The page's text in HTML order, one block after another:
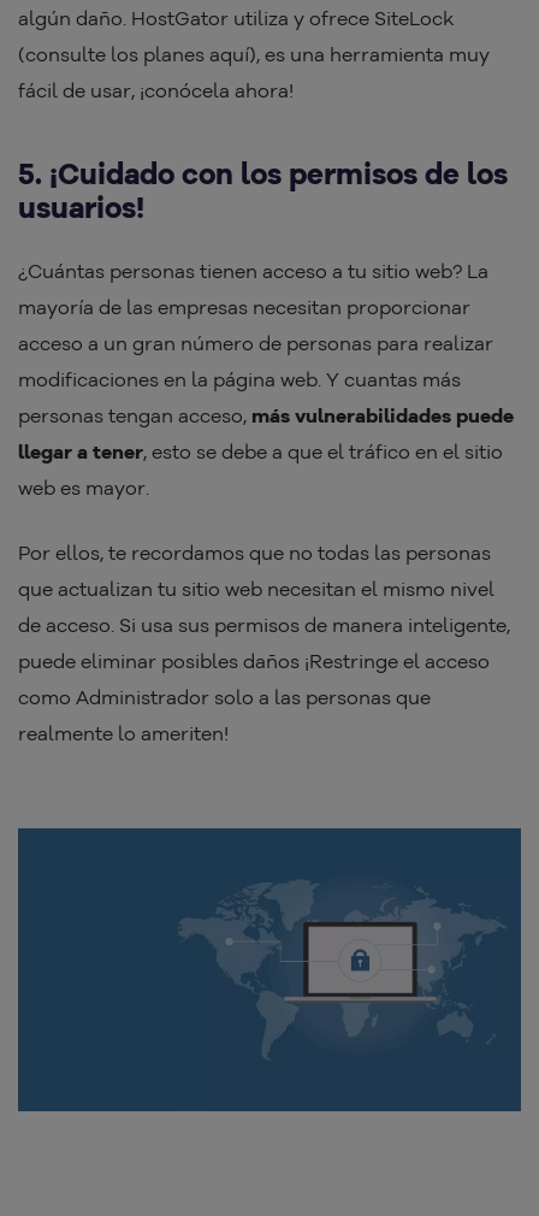
algún daño. HostGator utiliza y ofrece SiteLock
(consulte los planes aquí), es una herramienta muy
fácil de usar, ¡conócela ahora!
5. ¡Cuidado con los permisos de los
usuarios!
¿Cuántas personas tienen acceso a tu sitio web? La
mayoría de las empresas necesitan proporcionar
acceso a un gran número de personas para realizar
modificaciones en la página web. Y cuantas más
personas tengan acceso, más vulnerabilidades puede
llegar a tener, esto se debe a que el tráfico en el sitio
web es mayor.
Por ellos, te recordamos que no todas las personas
que actualizan tu sitio web necesitan el mismo nivel
de acceso. Si usa sus permisos de manera inteligente,
puede eliminar posibles daños ¡Restringe el acceso
como Administrador solo a las personas que
realmente lo ameriten!